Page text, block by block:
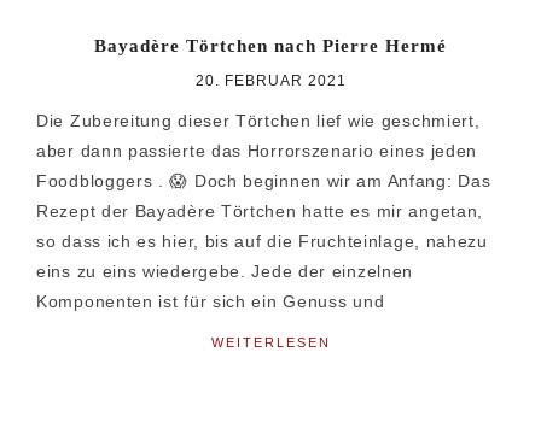
Bayadère Törtchen nach Pierre Hermé
20. FEBRUAR 2021
Die Zubereitung dieser Törtchen lief wie geschmiert,
aber dann passierte das Horrorszenario eines jeden
Foodbloggers . 😱 Doch beginnen wir am Anfang: Das
Rezept der Bayadère Törtchen hatte es mir angetan,
so dass ich es hier, bis auf die Fruchteinlage, nahezu
eins zu eins wiedergebe. Jede der einzelnen
Komponenten ist für sich ein Genuss und
WEITERLESEN